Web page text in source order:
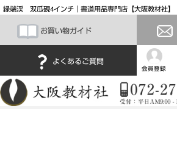
緑端渓 双瓜硯4インチ｜書道用品専門店【大阪教材社】
お買い物ガイド
よくあるご質問
会員登録